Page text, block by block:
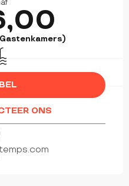
BEL
ONS